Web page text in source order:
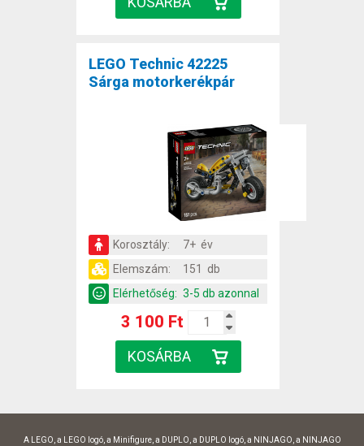
LEGO Technic 42225
Sárga motorkerékpár
Korosztály:
7+ év
Elemszám:
151 db
Elérhetőség: 3-5 db azonnal
3 100 Ft
A LEGO, a LEGO logó, a Minifigure, a DUPLO, a DUPLO logó, a NINJAGO, a NINJAGO